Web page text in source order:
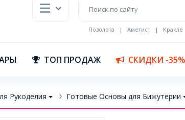
Позолота | Аметист | Кракле
ТОП ПРОДАЖ СКИДКИ -35%
Рукоделия Готовые Основы для Бижутерии